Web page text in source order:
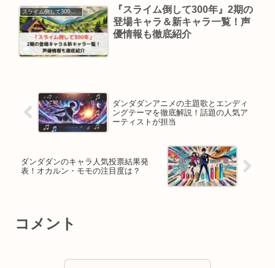
スライム倒して300年、知らないうちにレベルMAXになってました
『スライム倒して300年』2期の
登場キャラ＆新キャラ一覧！声
優情報も徹底紹介
ダンダダンアニメの主題歌とエンディ
ングテーマを徹底解説！話題の人気ア
ーティストが担当
ダンダダンのキャラ人気投票結果発
表！オカルン・モモの注目度は？
コメント